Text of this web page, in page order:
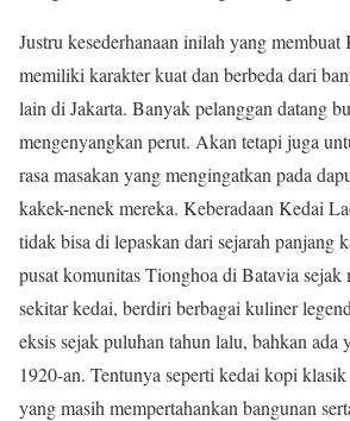
Justru kesederhanaan inilah yang
memiliki karakter kuat dan berbeda dari
lain di Jakarta. Banyak pelanggan datang
mengenyangkan perut. Akan tetapi juga
rasa masakan yang mengingatkan pada
kakek-nenek mereka. Keberadaan Kedai
tidak bisa di lepaskan dari sejarah panjang
pusat komunitas Tionghoa di Batavia
sekitar kedai, berdiri berbagai kuliner
eksis sejak puluhan tahun lalu, bahkan ada
1920-an. Tentunya seperti kedai kopi
yang masih mempertahankan bangunan